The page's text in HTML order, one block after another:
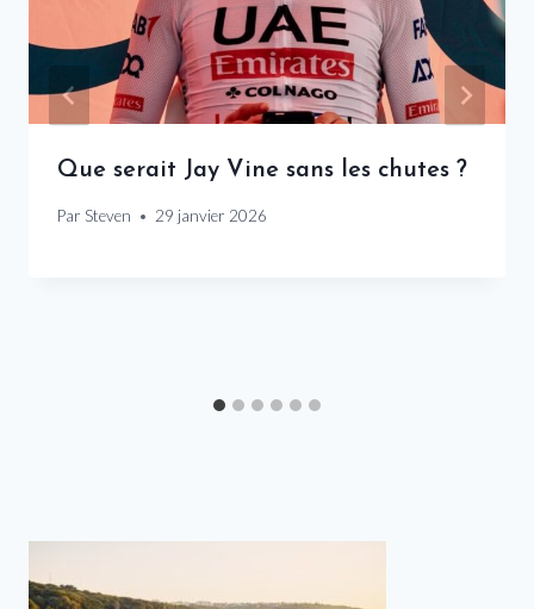
Que serait Jay Vine sans les chutes ?
Par Steven 29 janvier 2026